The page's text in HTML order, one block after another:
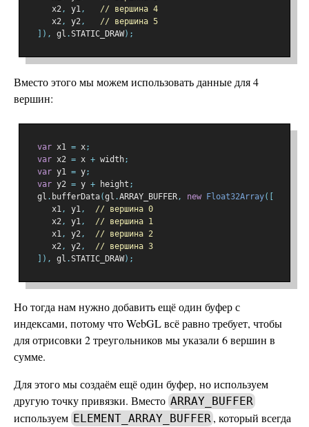
     x2
, y1,
// вершина 4
     x2
, y2,
// вершина 5
]),
gl .STATIC_DRAW);
Вместо этого мы можем использовать данные для 4
вершин:
var x1 = x;
var x2 = x + width;
var y1 = y;
var y2 = y + height ;
  gl
. bufferData(gl .ARRAY_BUFFER, new Float32Array([
     x1
, y1,
// вершина 0
     x2
, y1,
// вершина 1
     x1
, y2,
// вершина 2
     x2
, y2,
// вершина 3
]),
gl .STATIC_DRAW);
Но тогда нам нужно добавить ещё один буфер с
индексами, потому что WebGL всё равно требует, чтобы
для отрисовки 2 треугольников мы указали 6 вершин в
сумме.
Для этого мы создаём ещё один буфер, но используем
другую точку привязки. Вместо ARRAY_BUFFER
используем ELEMENT_ARRAY_BUFFER , который всегда